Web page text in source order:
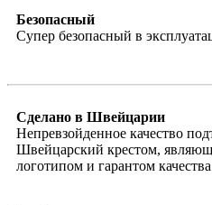
Безопасный
Супер безопасный в
Сделано в Швейцарии
Непревзойденное качество
Швейцарский крестом,
логотипом и гарантом